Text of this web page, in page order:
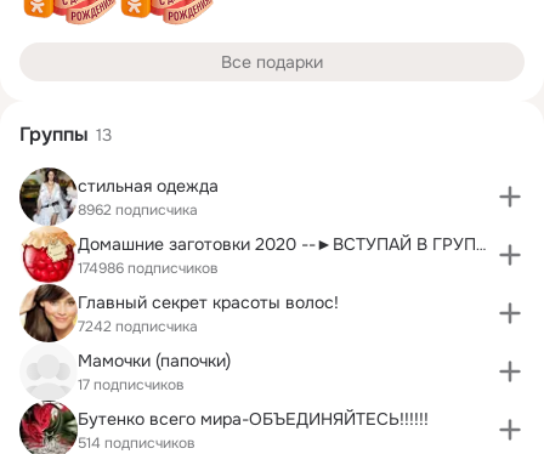
Все подарки
Группы 13
стильная одежда
8962 подписчика
Домашние заготовки 2020 --►ВСТУПАЙ В ГРУППУ!
174986 подписчиков
Главный секрет красоты волос!
7242 подписчика
Мамочки (папочки)
17 подписчиков
Бутенко всего мира-ОБЪЕДИНЯЙТЕСЬ!!!!!!
514 подписчиков